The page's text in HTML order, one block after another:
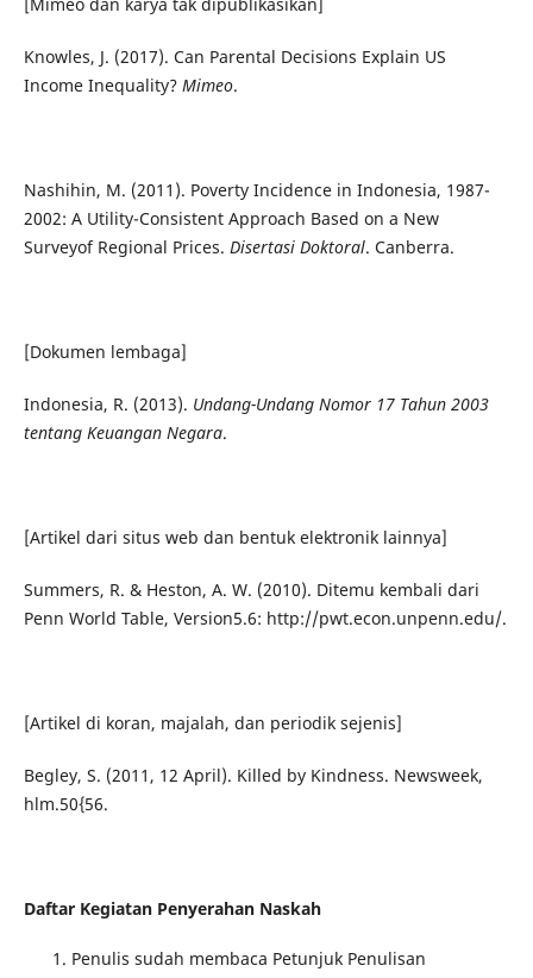
Knowles, J. (2017). Can Parental Decisions Explain US
Income Inequality? Mimeo.
Nashihin, M. (2011). Poverty Incidence in Indonesia, 1987-
2002: A Utility-Consistent Approach Based on a New
Surveyof Regional Prices. Disertasi Doktoral. Canberra.
[Dokumen lembaga]
Indonesia, R. (2013). Undang-Undang Nomor 17 Tahun 2003
tentang Keuangan Negara.
[Artikel dari situs web dan bentuk elektronik lainnya]
Summers, R. & Heston, A. W. (2010). Ditemu kembali dari
Penn World Table, Version5.6: http://pwt.econ.unpenn.edu/.
[Artikel di koran, majalah, dan periodik sejenis]
Begley, S. (2011, 12 April). Killed by Kindness. Newsweek,
hlm.50{56.
Daftar Kegiatan Penyerahan Naskah
Penulis sudah membaca Petunjuk Penulisan